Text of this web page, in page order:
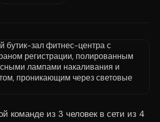
команде из 3 человек в сети из 4